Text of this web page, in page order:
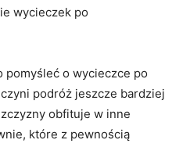
wycieczek po
pomyśleć o wycieczce ⁢po​
podróż ​jeszcze bardziej
obfituje w inne
które z ⁤pewnością